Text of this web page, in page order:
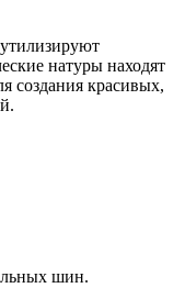
натуры находят
создания красивых,
шин.